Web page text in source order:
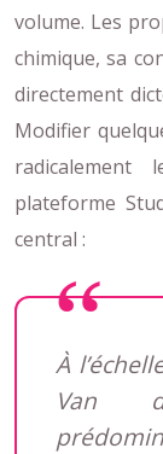
volume. Les
chimique, sa
directement
Modifier
plateforme
central :
À
Van